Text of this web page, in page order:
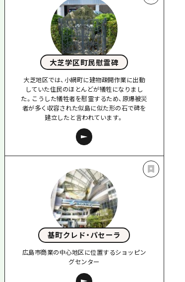
大芝学区町民慰霊碑
大芝地区では、小網町に建物疎開作業に出動
していた住民のほとんどが犠牲になりまし
た。こうした犠牲者を慰霊するため、原爆被災
者が多く収容された似島に似た形の石で碑を
建立したと言われています。
基町クレド・パセーラ
広島市商業の中心地区に位置するショッピン
グセンター